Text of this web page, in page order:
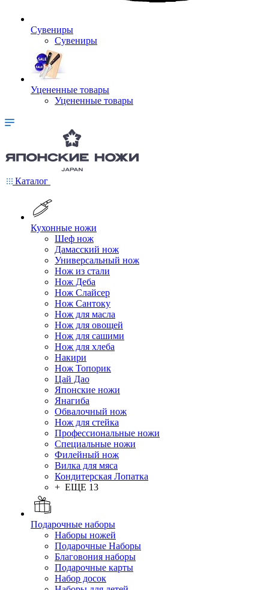
Сувениры
Сувениры
Уцененные товары
Уцененные товары
Каталог
Кухонные ножи
Шеф нож
Дамасский нож
Универсальный нож
Нож из стали
Нож Деба
Нож Слайсер
Нож Сантоку
Нож для масла
Нож для овощей
Нож для сашими
Нож для хлеба
Накири
Нож Топорик
Цай Дао
Японские ножи
Янагиба
Обвалочный нож
Нож для стейка
Профессиональные ножи
Специальные ножи
Филейный нож
Вилка для мяса
Кондитерская Лопатка
+ ЕЩЕ 13
Подарочные наборы
Наборы ножей
Подарочные Наборы
Благовония наборы
Подарочные карты
Набор досок